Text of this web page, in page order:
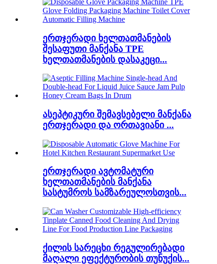
ერთჯერადი ხელთათმანების
შესაფუთი მანქანა TPE
ხელთათმანების დასაკეცი...
ასეპტიკური შემავსებელი მანქანა
ერთჯერადი და ორთავიანი ...
ერთჯერადი ავტომატური
ხელთათმანების მანქანა
სასტუმროს სამზარეულოსთვის...
ქილის სარეცხი რეგულირებადი
მაღალი ეფექტურობის თუნუქის...